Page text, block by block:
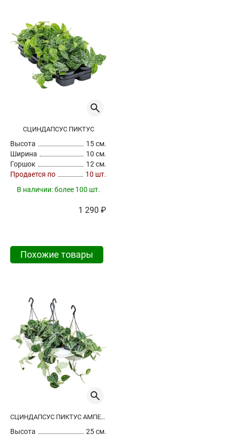
СЦИНДАПСУС ПИКТУС
Высота
15 см.
Ширина
10 см.
Горшок
12 см.
Продается по
10 шт.
В наличии:более 100 шт.
1 290 ₽
Похожие товары
СЦИНДАПСУС ПИКТУС АМПЕЛЬНЫЙ
Высота
25 см.